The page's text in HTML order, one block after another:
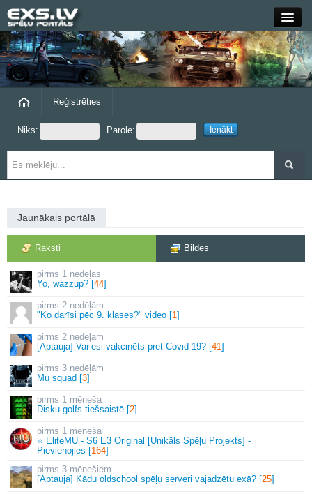
Close
Forums
Grupas
Reģistrēties
Niks: Parole:
Jaunākais portālā
Raksti Bildes
1 nedēļas
Yo, wazzup? [44]
2 nedēļām
"Ko darīsi pēc 9. klases?" video [1]
2 nedēļām
[Aptauja] Vai esi vakcinēts pret Covid-19? [41]
3 nedēļām
Mu squad [3]
1 mēneša
Disku golfs tiešsaistē [2]
1 mēneša
⭐ EliteMU - S6 E3 Original [Unikāls Spēļu Projekts] -
Pievienojies [164]
3 mēnešiem
[Aptauja] Kādu oldschool spēļu serveri vajadzētu exā? [25]